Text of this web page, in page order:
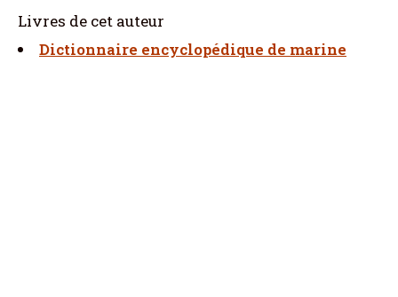
Livres de cet auteur
Dictionnaire encyclopédique de marine